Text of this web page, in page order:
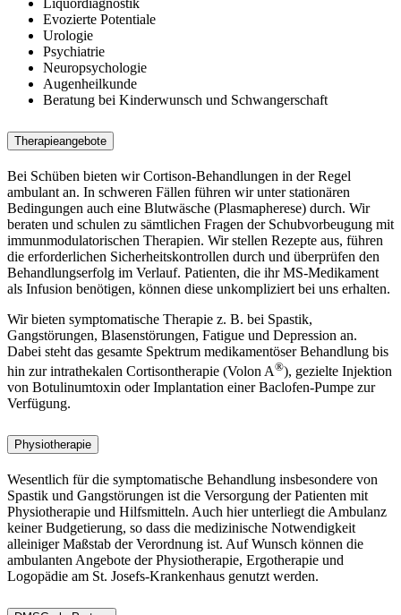
Evozierte Potentiale
Urologie
Psychiatrie
Neuropsychologie
Augenheilkunde
Beratung bei Kinderwunsch und Schwangerschaft
Therapieangebote
Bei Schüben bieten wir Cortison-Behandlungen in der Regel
ambulant an. In schweren Fällen führen wir unter stationären
Bedingungen auch eine Blutwäsche (Plasmapherese) durch. Wir
beraten und schulen zu sämtlichen Fragen der Schubvorbeugung mit
immunmodulatorischen Therapien. Wir stellen Rezepte aus, führen
die erforderlichen Sicherheitskontrollen durch und überprüfen den
Behandlungserfolg im Verlauf. Patienten, die ihr MS-Medikament
als Infusion benötigen, können diese unkompliziert bei uns erhalten.
Wir bieten symptomatische Therapie z. B. bei Spastik,
Gangstörungen, Blasenstörungen, Fatigue und Depression an.
Dabei steht das gesamte Spektrum medikamentöser Behandlung bis
hin zur intrathekalen Cortisontherapie (Volon A®), gezielte Injektion
von Botulinumtoxin oder Implantation einer Baclofen-Pumpe zur
Verfügung.
Physiotherapie
Wesentlich für die symptomatische Behandlung insbesondere von
Spastik und Gangstörungen ist die Versorgung der Patienten mit
Physiotherapie und Hilfsmitteln. Auch hier unterliegt die Ambulanz
keiner Budgetierung, so dass die medizinische Notwendigkeit
alleiniger Maßstab der Verordnung ist. Auf Wunsch können die
ambulanten Angebote der Physiotherapie, Ergotherapie und
Logopädie am St. Josefs-Krankenhaus genutzt werden.